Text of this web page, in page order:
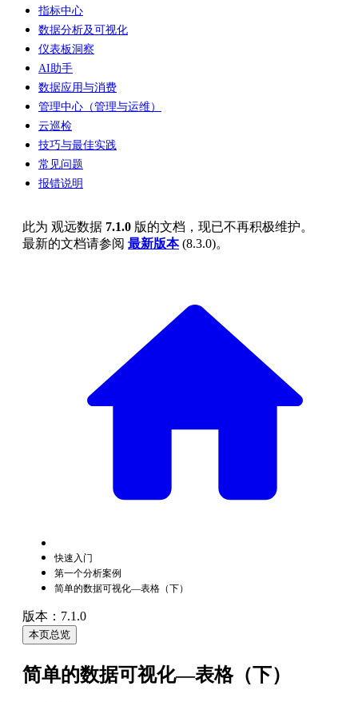
指标中心
数据分析及可视化
仪表板洞察
AI助手
数据应用与消费
管理中心（管理与运维）
云巡检
技巧与最佳实践
常见问题
报错说明
此为 观远数据 7.1.0 版的文档，现已不再积极维护。
最新的文档请参阅 最新版本(8.3.0)。
快速入门
第一个分析案例
简单的数据可视化—表格（下）
版本：7.1.0
本页总览
简单的数据可视化—表格（下）